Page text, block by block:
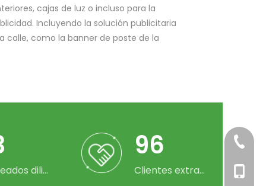
cajas de luz o incluso para la
Incluyendo la solución publicitaria
calle, como la banner de poste de la
Empleados diligentes
160
Clientes extranjeros
+86-